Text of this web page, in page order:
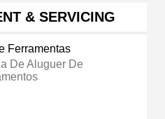
& SERVICING
Ferramentas
De Aluguer De